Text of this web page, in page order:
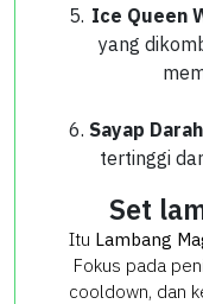
Ice Queen
yang
Sayap
tertinggi
Set
Itu Lambang
Fokus pada
cooldown, dan